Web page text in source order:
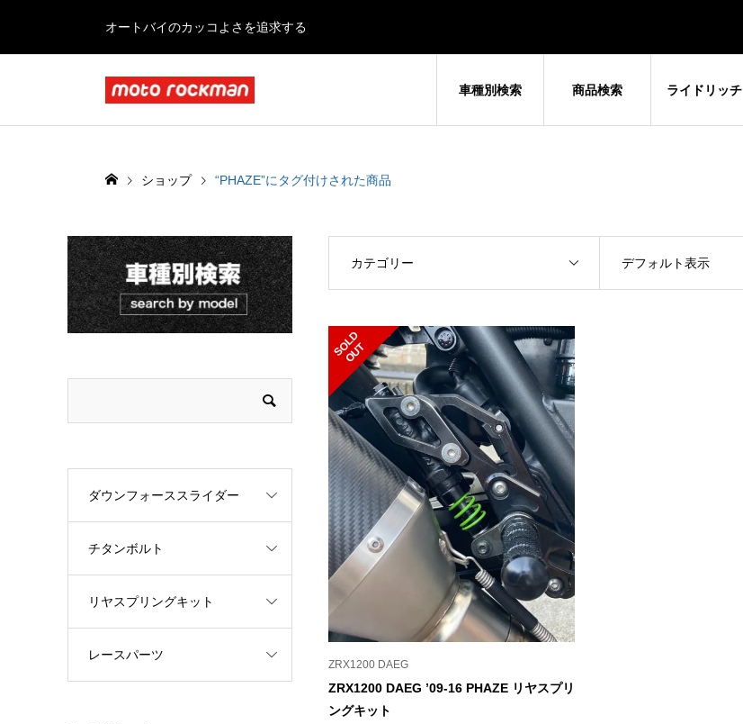
オートバイのカッコよさを追求する
車種別検索 商品検索 ライドリッチ
ショップ “PHAZE”にタグ付けされた商品
カテゴリー デフォルト表示
S
O
L
D
O
U
T
ZRX1200 DAEG
ZRX1200 DAEG ’09-16 PHAZE リヤスプリ
ングキット
ダウンフォーススライダー
チタンボルト
リヤスプリングキット
レースパーツ